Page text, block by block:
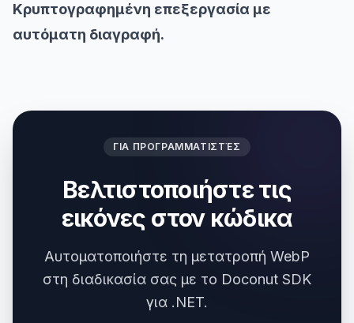
Κρυπτογραφημένη επεξεργασία με
αυτόματη διαγραφή.
ΓΙΑ ΠΡΟΓΡΑΜΜΑΤΙΣΤΈΣ
Βελτιστοποιήστε τις
εικόνες στον κώδικα
Αυτοματοποιήστε τη μετατροπή WebP
στη διαδικασία σας με το Doconut SDK
για .NET.